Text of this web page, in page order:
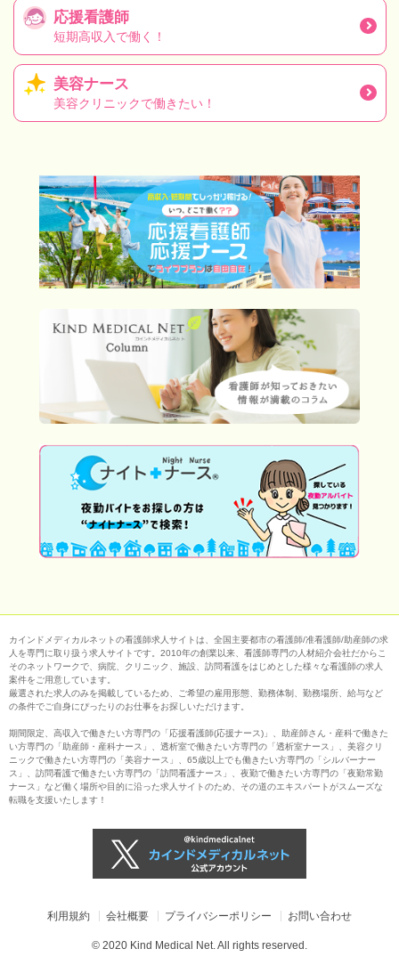
応援看護師
短期高収入で働く！
美容ナース
美容クリニックで働きたい！
カインドメディカルネットの看護師求人サイトは、全国主要都市の看護師/准看護師/助産師の求
人を専門に取り扱う求人サイトです。2010年の創業以来、看護師専門の人材紹介会社だからこ
そのネットワークで、病院、クリニック、施設、訪問看護をはじめとした様々な看護師の求人
案件をご用意しています。
厳選された求人のみを掲載しているため、ご希望の雇用形態、勤務体制、勤務場所、給与など
の条件でご自身にぴったりのお仕事をお探しいただけます。
期間限定、高収入で働きたい方専門の「応援看護師(応援ナース)」、助産師さん・産科で働きた
い方専門の「助産師・産科ナース」、透析室で働きたい方専門の「透析室ナース」、美容クリ
ニックで働きたい方専門の「美容ナース」、65歳以上でも働きたい方専門の「シルバーナー
ス」、訪問看護で働きたい方専門の「訪問看護ナース」、夜勤で働きたい方専門の「夜勤常勤
ナース」など働く場所や目的に沿った求人サイトのため、その道のエキスパートがスムーズな
転職を支援いたします！
利用規約 会社概要 プライバシーポリシー お問い合わせ
© 2020 Kind Medical Net. All rights reserved.